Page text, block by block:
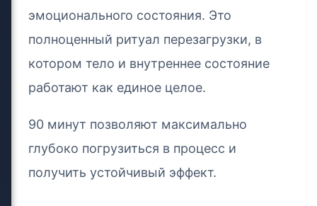
эмоционального состояния. Это
полноценный ритуал перезагрузки, в
котором тело и внутреннее состояние
работают как единое целое.
90 минут позволяют максимально
глубоко погрузиться в процесс и
получить устойчивый эффект.